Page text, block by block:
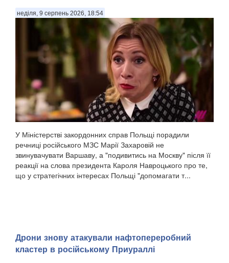
неділя, 9 серпень 2026, 18:54
У Міністерстві закордонних справ Польщі порадили
речниці російського МЗС Марії Захаровій не
звинувачувати Варшаву, а "подивитись на Москву" після її
реакції на слова президента Кароля Навроцького про те,
що у стратегічних інтересах Польщі "допомагати т...
Дрони знову атакували нафтопереробний
кластер в російському Приураллі